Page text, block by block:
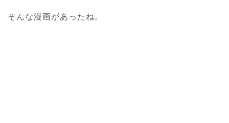
そんな漫画があったね。